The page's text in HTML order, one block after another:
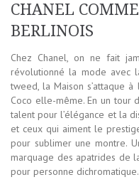
CHANEL
BERLINOIS
Chez Chanel, on ne fait
révolutionné la mode avec
tweed, la Maison s’attaque
Coco elle-même. En un tour
talent pour l’élégance et la
et ceux qui aiment le
pour sublimer une montre.
marquage des apatrides de
pour personne dichromatique.